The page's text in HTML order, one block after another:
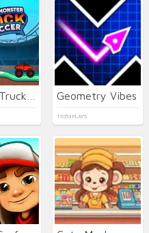
Geometry Vibes
11053 PLAYS